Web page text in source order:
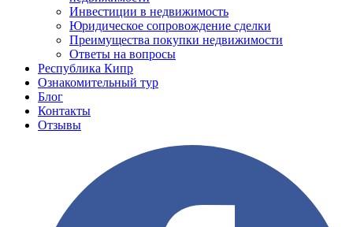
Инвестиции в недвижимость
Юридическое сопровождение сделки
Преимущества покупки недвижимости
Ответы на вопросы
Республика Кипр
Ознакомительный тур
Блог
Контакты
Отзывы